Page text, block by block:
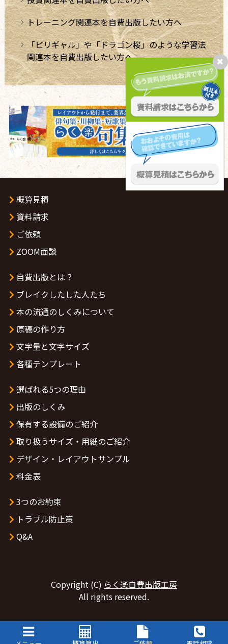
トレーニング関連本を自費出版したい方へ
「ビリギャル」や「ドラゴン桜」のような学習法
関連本を自費出版したい方へ
概算見積
資料請求
ご依頼
ZOOM面談
自費出版とは？
ブレイクしたした人たち
本の流通のしくみについて
原稿の作り方
文字量と文字サイズ
各種テンプレート
選ばれる5つの理由
出版のしくみ
保有する設備のご紹介
取り扱うサイズ・用紙のご紹介
デザイン・レイアウトサンプル
料金表
3つのお約束
トラブル防止策
Q&A
Copyright (C) らく楽自費出版工房
All rights reserved.